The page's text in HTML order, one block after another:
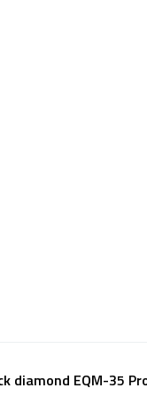
diamond EQM-35